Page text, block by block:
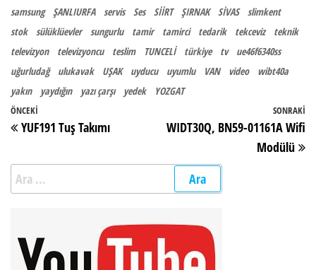
samsung
ŞANLIURFA servis Ses SİİRT ŞIRNAK SİVAS
slimkent
stok
sülüklüevler sungurlu tamir tamirci tedarik tekceviz
teknik
televizyon
televizyoncu teslim TUNCELİ türkiye tv
ue46f6340ss
uğurludağ
ulukavak UŞAK uyducu uyumlu VAN video
wibt40a
yakın
yaydığın yazı çarşı yedek YOZGAT
Yazı gezinmesi
Önceki Yazı
ÖNCEKI
YUF191 Tuş Takımı
SONRAKI
WIDT30Q, BN59-01161A Wifi
Modülü
Arama: